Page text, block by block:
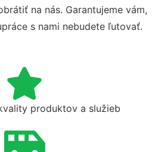
na nás. Garantujeme vám,
s nami nebudete ľutovať.
produktov a služieb